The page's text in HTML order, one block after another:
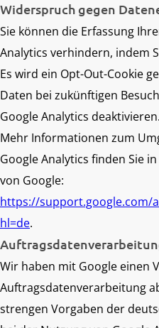
Widerspruch gegen
Sie können die Erfassung
Analytics verhindern, indem
Es wird ein Opt-Out-Cookie
Daten bei zukünftigen
Google Analytics deaktivieren.
Mehr Informationen zum
Google Analytics finden Sie
von Google:
https://support.google.com/
hl=de.
Wir haben mit Google einen
Auftragsdatenverarbeitung
strengen Vorgaben der